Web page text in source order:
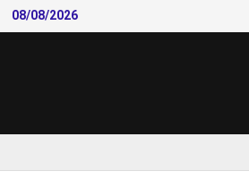
Skip
to
08/08/2026